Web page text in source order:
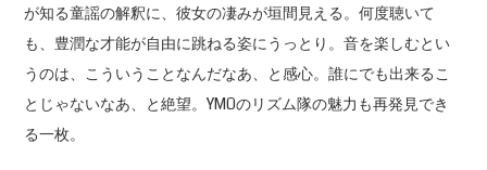
が知る童謡の解釈に、彼女の凄みが垣間見える。何度聴いて
も、豊潤な才能が自由に跳ねる姿にうっとり。音を楽しむとい
うのは、こういうことなんだなあ、と感心。誰にでも出来るこ
とじゃないなあ、と絶望。YMOのリズム隊の魅力も再発見でき
る一枚。